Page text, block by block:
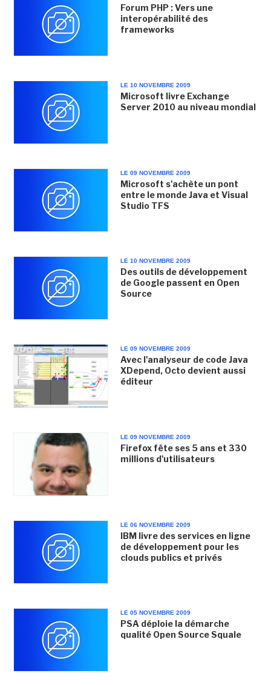
Forum PHP : Vers une
interopérabilité des
frameworks
LE 10 NOVEMBRE 2009
Microsoft livre Exchange
Server 2010 au niveau mondial
LE 09 NOVEMBRE 2009
Microsoft s'achète un pont
entre le monde Java et Visual
Studio TFS
LE 10 NOVEMBRE 2009
Des outils de développement
de Google passent en Open
Source
LE 09 NOVEMBRE 2009
Avec l'analyseur de code Java
XDepend, Octo devient aussi
éditeur
LE 09 NOVEMBRE 2009
Firefox fête ses 5 ans et 330
millions d'utilisateurs
LE 06 NOVEMBRE 2009
IBM livre des services en ligne
de développement pour les
clouds publics et privés
LE 05 NOVEMBRE 2009
PSA déploie la démarche
qualité Open Source Squale